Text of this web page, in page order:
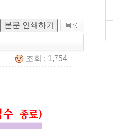
본문 인쇄하기
조회 : 1,754